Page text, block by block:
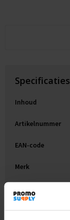
Specificaties
Inhoud
Artikelnummer
EAN-code
Merk
Maat